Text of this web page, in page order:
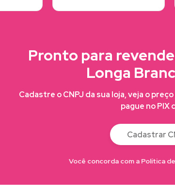
Pronto para
Longa
Cadastre o CNPJ da sua loja, veja o
pague no PIX
Cadastrar
Você concorda com a Política